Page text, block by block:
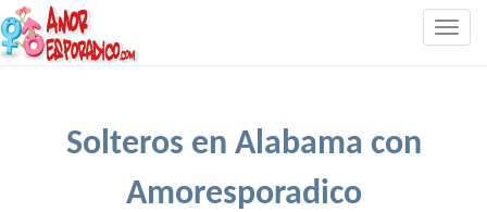
Solteros en Alabama con
Amoresporadico